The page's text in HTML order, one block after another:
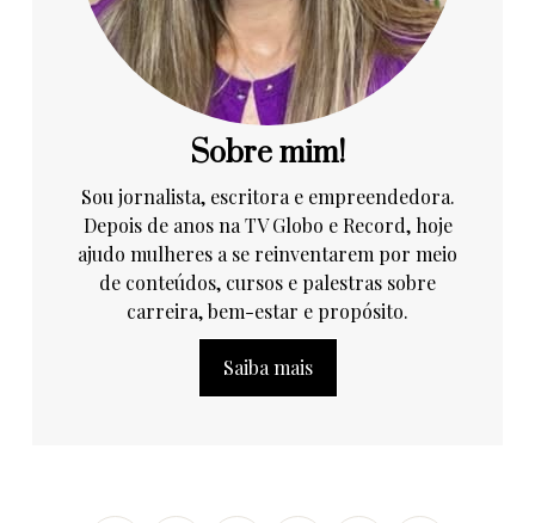
Sobre mim!
Sou jornalista, escritora e empreendedora.
Depois de anos na TV Globo e Record, hoje
ajudo mulheres a se reinventarem por meio
de conteúdos, cursos e palestras sobre
carreira, bem-estar e propósito.
Saiba mais